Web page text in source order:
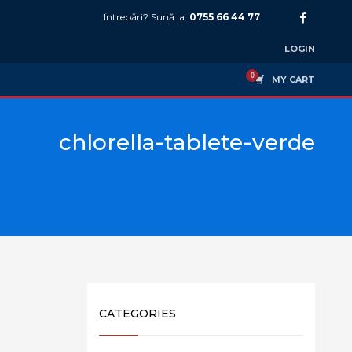
Întrebări? Sună la: 0755 66 44 77
LOGIN
MY CART
chlorella-tablete-verde
CATEGORIES